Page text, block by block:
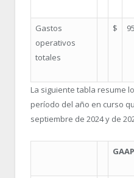
Gastos
operativos
totales
$
La siguiente tabla resume
período del año en curso
septiembre de 2024 y de
GAAP